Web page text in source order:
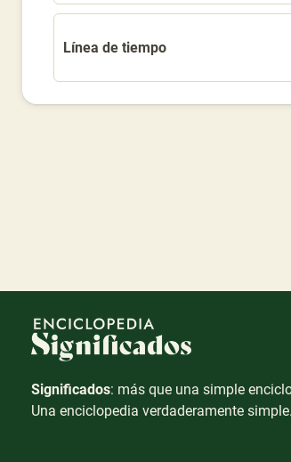
Línea de tiempo
Significados: más que una simple
Una enciclopedia verdaderamente simple.